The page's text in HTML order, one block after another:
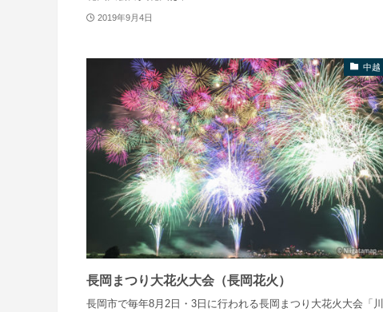
2019年9月4日
中越
長岡まつり大花火大会（長岡花火）
長岡市で毎年8月2日・3日に行われる長岡まつり大花火大会「川